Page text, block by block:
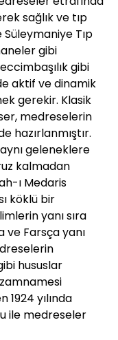
sağlık ve tıp
Tıp
gibi
gibi
aktif ve dinamik
gerekir. Klasik
medreselerin
hazırlanmıştır.
geleneklere
kalmadan
ı Medaris
köklü bir
yanı sıra
Farsça yanı
hususlar
yılında
ile medreseler